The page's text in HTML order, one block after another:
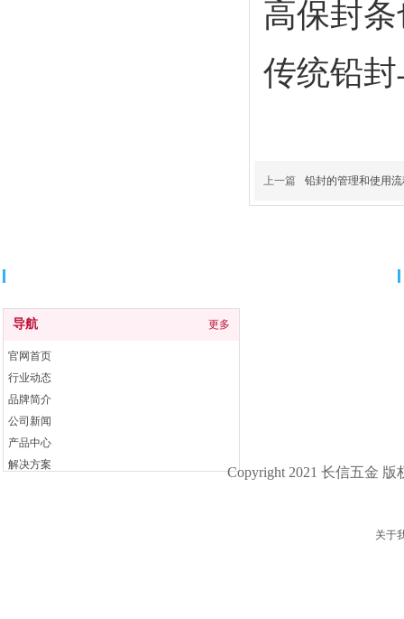
高保封
传统铅
上一篇 铅封的管理和使用
导航 更多
官网首页
行业动态
品牌简介
公司新闻
产品中心
解决方案
Copyright 2021 长信五金
关于